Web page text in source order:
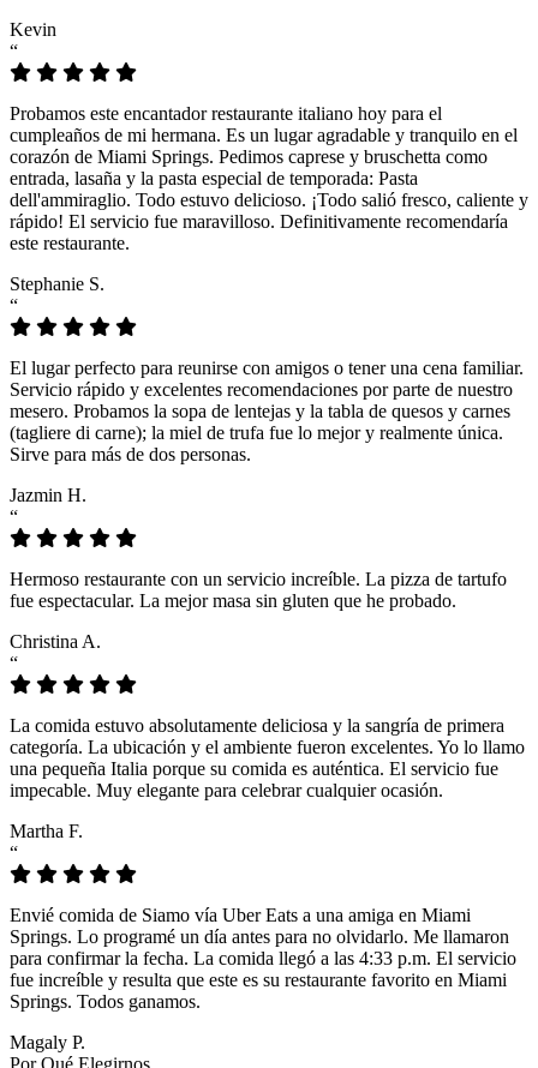
Kevin
“
Probamos este encantador restaurante italiano hoy para el
cumpleaños de mi hermana. Es un lugar agradable y tranquilo en el
corazón de Miami Springs. Pedimos caprese y bruschetta como
entrada, lasaña y la pasta especial de temporada: Pasta
dell'ammiraglio. Todo estuvo delicioso. ¡Todo salió fresco, caliente y
rápido! El servicio fue maravilloso. Definitivamente recomendaría
este restaurante.
Stephanie S.
“
El lugar perfecto para reunirse con amigos o tener una cena familiar.
Servicio rápido y excelentes recomendaciones por parte de nuestro
mesero. Probamos la sopa de lentejas y la tabla de quesos y carnes
(tagliere di carne); la miel de trufa fue lo mejor y realmente única.
Sirve para más de dos personas.
Jazmin H.
“
Hermoso restaurante con un servicio increíble. La pizza de tartufo
fue espectacular. La mejor masa sin gluten que he probado.
Christina A.
“
La comida estuvo absolutamente deliciosa y la sangría de primera
categoría. La ubicación y el ambiente fueron excelentes. Yo lo llamo
una pequeña Italia porque su comida es auténtica. El servicio fue
impecable. Muy elegante para celebrar cualquier ocasión.
Martha F.
“
Envié comida de Siamo vía Uber Eats a una amiga en Miami
Springs. Lo programé un día antes para no olvidarlo. Me llamaron
para confirmar la fecha. La comida llegó a las 4:33 p.m. El servicio
fue increíble y resulta que este es su restaurante favorito en Miami
Springs. Todos ganamos.
Magaly P.
Por Qué Elegirnos